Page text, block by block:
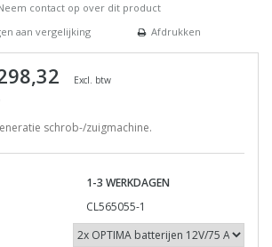
contact op over dit product
aan vergelijking
Afdrukken
Excl. btw
schrob-/zuigmachine.
1-3 WERKDAGEN
CL565055-1